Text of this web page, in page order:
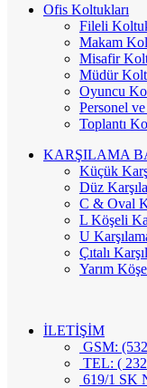
Ofis Koltukları
Fileli
Makam
Misafir
Müdür
Oyuncu
Personel
Toplantı
KARŞILAMA
Küçük
Düz
C & Oval
L Köşeli
U
Çıtalı
Yarım
İLETİŞİM
GSM:
TEL: (
619/1 SK